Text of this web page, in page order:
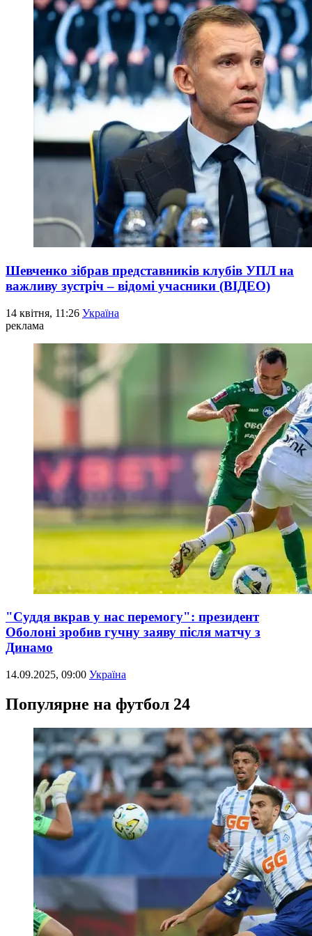
Шевченко зібрав представників клубів УПЛ на
важливу зустріч – відомі учасники (ВІДЕО)
14 квітня, 11:26 Україна
реклама
"Суддя вкрав у нас перемогу": президент
Оболоні зробив гучну заяву після матчу з
Динамо
14.09.2025, 09:00 Україна
Популярне на футбол 24